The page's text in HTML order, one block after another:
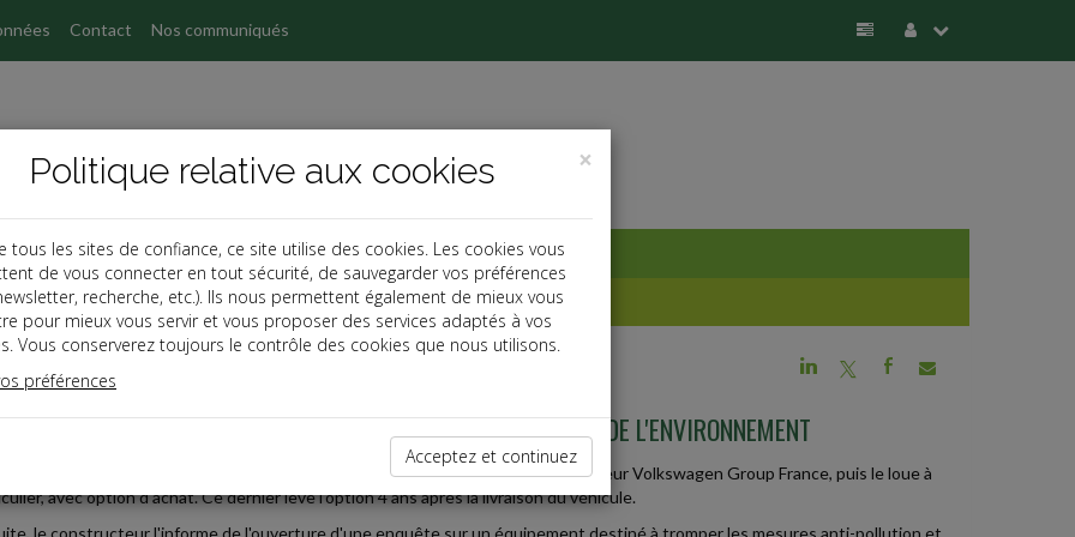
Contact Nos communiqués
j a b
12-01
DE CONFORMITÉ SANCTIONNÉ AU REGARD DE LA CHARTE DE L'ENVIRONNEMENT
affaire, la société Volkswagen bank acquiert un véhicule auprès du constructeur Volkswagen Group France, puis le loue à
avec option d'achat. Ce dernier lève l'option 4 ans après la livraison du véhicule.
le constructeur l'informe de l'ouverture d'une enquête sur un équipement destiné à tromper les mesures anti-pollution et
×
Politique relative aux cookies
tous les sites de confiance, ce site utilise des cookies. Les cookies vous
de vous connecter en tout sécurité, de sauvegarder vos préférences
recherche, etc.). Ils nous permettent également de mieux vous
pour mieux vous servir et vous proposer des services adaptés à vos
Vous conserverez toujours le contrôle des cookies que nous utilisons.
préférences
Acceptez et continuez